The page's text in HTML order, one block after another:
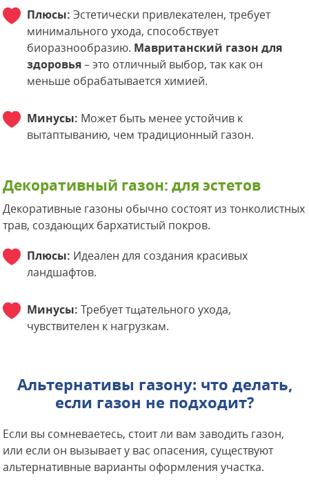
Плюсы: Эстетически привлекателен, требует
минимального ухода, способствует
биоразнообразию. Мавританский газон для
здоровья– это отличный выбор, так как он
меньше обрабатывается химией.
Минусы: Может быть менее устойчив к
вытаптыванию, чем традиционный газон.
Декоративный газон: для эстетов
Декоративные газоны обычно состоят из тонколистных
трав, создающих бархатистый покров.
Плюсы: Идеален для создания красивых
ландшафтов.
Минусы: Требует тщательного ухода,
чувствителен к нагрузкам.
Альтернативы газону: что делать,
если газон не подходит?
Если вы сомневаетесь, стоит ли вам заводить газон,
или если он вызывает у вас опасения, существуют
альтернативные варианты оформления участка.